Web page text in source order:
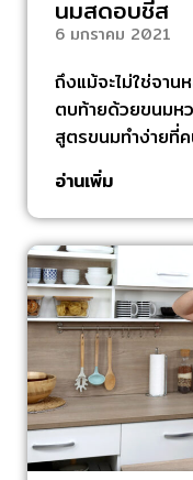
นมสดอบชีส
6 มกราคม 2021
ถึงแม้จะไม่ใช่จา
ตบท้ายด้วยขนมห
สูตรขนมทำง่ายที่
อ่านเพิ่ม